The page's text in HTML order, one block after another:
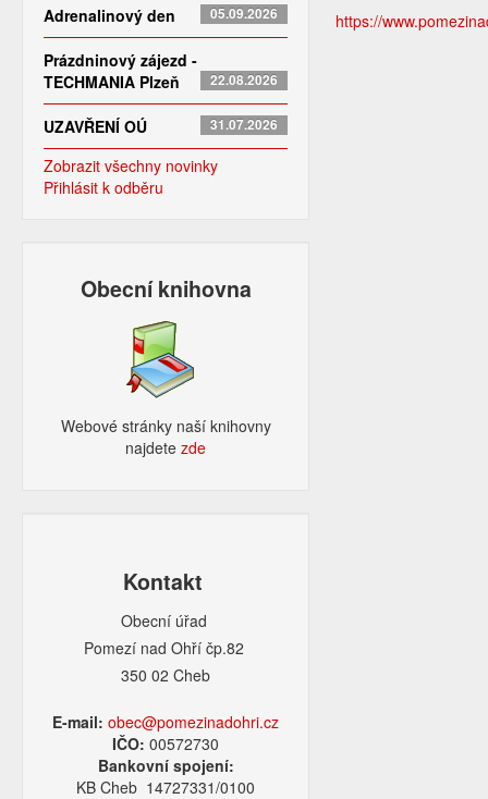
Adrenalinový den 05.09.2026
Prázdninový zájezd -
TECHMANIA Plzeň
22.08.2026
UZAVŘENÍ OÚ 31.07.2026
Zobrazit všechny novinky
Přihlásit k odběru
Obecní knihovna
Webové stránky naší knihovny
najdetezde​
Kontakt
Obecní úřad
Pomezí nad Ohří čp.82
350 02 Cheb
E-mail: obec@pomezinadohri.cz
IČO:00572730
Bankovní spojení:
KB Cheb 14727331/0100
https://